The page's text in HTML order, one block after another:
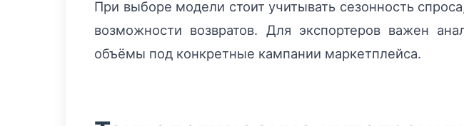
При выборе модели стоит учитывать сезонность
возможности возвратов. Для экспортеров важен
объёмы под конкретные кампании маркетплейса.